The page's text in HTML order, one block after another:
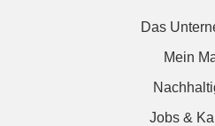
Das
Mein
Jobs &